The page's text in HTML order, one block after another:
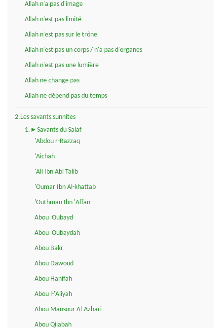
Allah n'a pas d'image
Allah n'est pas limité
Allah n'est pas sur le trône
Allah n'est pas un corps / n'a pas d'organes
Allah n'est pas une lumière
Allah ne change pas
Allah ne dépend pas du temps
2.Les savants sunnites
1.►Savants du Salaf
'Abdou r-Razzaq
'Aichah
'Ali Ibn Abi Talib
'Oumar Ibn Al-khattab
'Outhman Ibn 'Affan
Abou 'Oubayd
Abou 'Oubaydah
Abou Bakr
Abou Dawoud
Abou Hanifah
Abou l-'Aliyah
Abou Mansour Al-Azhari
Abou Qilabah